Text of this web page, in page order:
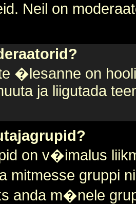
Neil on
�lesanne on
ja liigutada
on v�imalus
mitmesse gruppi
anda m�nele